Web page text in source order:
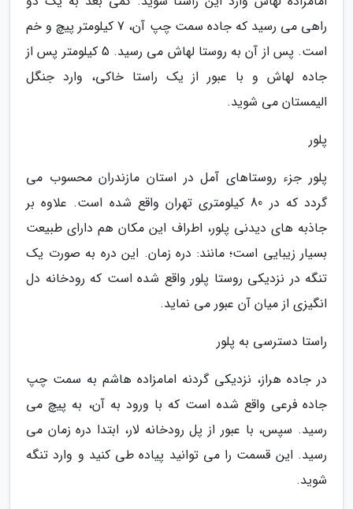
راهی می رسید که جاده سمت چپ آن، 7 کیلومتر پیچ و خم
است. پس از آن به روستا لهاش می رسید. 5 کیلومتر پس از
جاده لهاش و با عبور از یک راستا خاکی، وارد جنگل
الیمستان می شوید.
پلور
پلور جزء روستاهای آمل در استان مازندران محسوب می
گردد که در 80 کیلومتری تهران واقع شده است. علاوه بر
جاذبه های دیدنی پلور، اطراف این مکان هم دارای طبیعت
بسیار زیبایی است؛ مانند: دره زمان. این دره به صورت یک
تنگه در نزدیکی روستا پلور واقع شده است که رودخانه دل
انگیزی از میان آن عبور می نماید.
راستا دسترسی به پلور
در جاده هراز، نزدیکی گردنه امامزاده هاشم به سمت چپ
جاده فرعی واقع شده است که با ورود به آن، به پیچ می
رسید. سپس، با عبور از پل رودخانه لار، ابتدا دره زمان می
رسید. این قسمت را می توانید پیاده طی کنید و وارد تنگه
شوید.